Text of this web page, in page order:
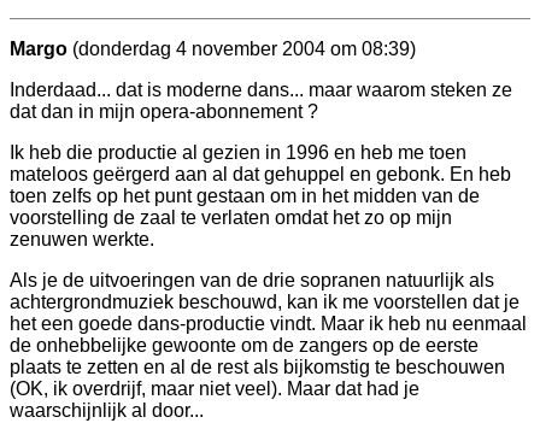
Margo (donderdag 4 november 2004 om 08:39)
Inderdaad... dat is moderne dans... maar waarom steken ze
dat dan in mijn opera-abonnement ?
Ik heb die productie al gezien in 1996 en heb me toen
mateloos geërgerd aan al dat gehuppel en gebonk. En heb
toen zelfs op het punt gestaan om in het midden van de
voorstelling de zaal te verlaten omdat het zo op mijn
zenuwen werkte.
Als je de uitvoeringen van de drie sopranen natuurlijk als
achtergrondmuziek beschouwd, kan ik me voorstellen dat je
het een goede dans-productie vindt. Maar ik heb nu eenmaal
de onhebbelijke gewoonte om de zangers op de eerste
plaats te zetten en al de rest als bijkomstig te beschouwen
(OK, ik overdrijf, maar niet veel). Maar dat had je
waarschijnlijk al door...